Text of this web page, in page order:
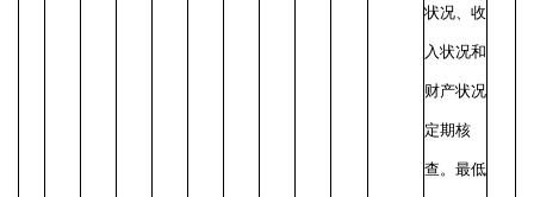
状况、收
入状况和
财产状况
定期核
查。最低